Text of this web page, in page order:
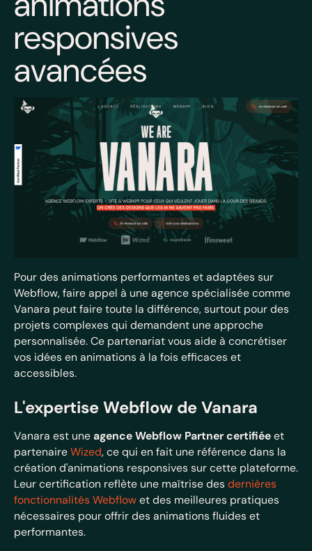
responsives
avancées
Pour des animations performantes et adaptées sur
Webflow, faire appel à une agence spécialisée comme
Vanara peut faire toute la différence, surtout pour des
projets complexes qui demandent une approche
personnalisée. Ce partenariat vous aide à concrétiser
vos idées en animations à la fois efficaces et
accessibles.
L'expertise Webflow de Vanara
Vanara est uneagence Webflow Partner certifiéeet
partenaireWized, ce qui en fait une référence dans la
création d'animations responsives sur cette plateforme.
Leur certification reflète une maîtrise des dernières
fonctionnalités Webflowet des meilleures pratiques
nécessaires pour offrir des animations fluides et
performantes.